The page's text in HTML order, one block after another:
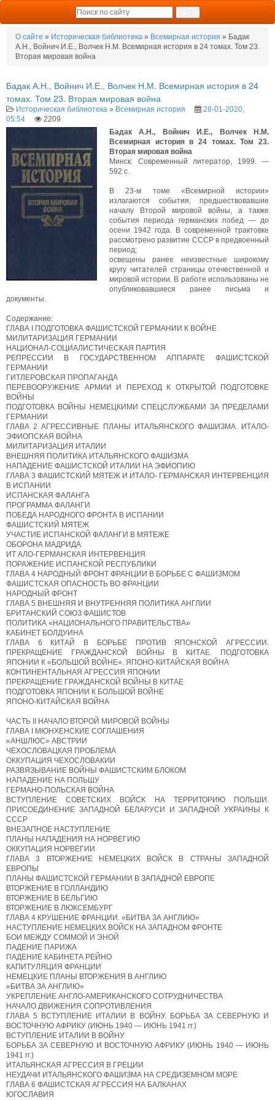
О сайте » Историческая библиотека » Всемирная история » Бадак
А.Н., Войнич И.Е., Волчек Н.М. Всемирная история в 24 томах. Том 23.
Вторая мировая война
Бадак А.Н., Войнич И.Е., Волчек Н.М. Всемирная история в 24
томах. Том 23. Вторая мировая война
Историческая библиотека » Всемирная история
28-01-2020,
05:54
2209
Бадак А.Н., Войнич И.Е., Волчек Н.М.
Всемирная история в 24 томах. Том 23.
Вторая мировая война
Минск: Современный литератор, 1999. —
592 с.
В 23-м томе «Всемирной истории»
излагаются события, предшествовавшие
началу Второй мировой войны, а также
события периода германских побед — до
осени 1942 года. В современной трактовке
рассмотрено развитие СССР в предвоенный
период;
освещены ранее неизвестные широкому
кругу читателей страницы отечественной и
мировой истории. В работе использованы не
опубликовавшиеся ранее письма и
документы.
Содержание:
ГЛАВА I ПОДГОТОВКА ФАШИСТСКОЙ ГЕРМАНИИ К ВОЙНЕ
МИЛИТАРИЗАЦИЯ ГЕРМАНИИ
НАЦИОНАЛ-СОЦИАЛИСТИЧЕСКАЯ ПАРТИЯ
РЕПРЕССИИ В ГОСУДАРСТВЕННОМ АППАРАТЕ ФАШИСТСКОЙ
ГЕРМАНИИ
ГИТЛЕРОВСКАЯ ПРОПАГАНДА
ПЕРЕВООРУЖЕНИЕ АРМИИ И ПЕРЕХОД К ОТКРЫТОЙ ПОДГОТОВКЕ
ВОЙНЫ
ПОДГОТОВКА ВОЙНЫ НЕМЕЦКИМИ СПЕЦСЛУЖБАМИ ЗА ПРЕДЕЛАМИ
ГЕРМАНИИ
ГЛАВА 2 АГРЕССИВНЫЕ ПЛАНЫ ИТАЛЬЯНСКОГО ФАШИЗМА. ИТАЛО-
ЭФИОПСКАЯ ВОЙНА
МИЛИТАРИЗАЦИЯ ИТАЛИИ
ВНЕШНЯЯ ПОЛИТИКА ИТАЛЬЯНСКОГО ФАШИЗМА
НАПАДЕНИЕ ФАШИСТСКОЙ ИТАЛИИ НА ЭФИОПИЮ
ГЛАВА 3 ФАШИСТСКИЙ МЯТЕЖ И ИТАЛО- ГЕРМАНСКАЯ ИНТЕРВЕНЦИЯ
В ИСПАНИИ
ИСПАНСКАЯ ФАЛАНГА
ПРОГРАММА ФАЛАНГИ
ПОБЕДА НАРОДНОГО ФРОНТА В ИСПАНИИ
ФАШИСТСКИЙ МЯТЕЖ
УЧАСТИЕ ИСПАНСКОЙ ФАЛАНГИ В МЯТЕЖЕ
ОБОРОНА МАДРИДА
ИТ АЛО-ГЕРМАНСКАЯ ИНТЕРВЕНЦИЯ
ПОРАЖЕНИЕ ИСПАНСКОЙ РЕСПУБЛИКИ
ГЛАВА 4 НАРОДНЫЙ ФРОНТ ФРАНЦИИ В БОРЬБЕ С ФАШИЗМОМ
ФАШИСТСКАЯ ОПАСНОСТЬ ВО ФРАНЦИИ
НАРОДНЫЙ ФРОНТ
ГЛАВА 5 ВНЕШНЯЯ И ВНУТРЕННЯЯ ПОЛИТИКА АНГЛИИ
БРИТАНСКИЙ СОЮЗ ФАШИСТОВ
ПОЛИТИКА «НАЦИОНАЛЬНОГО ПРАВИТЕЛЬСТВА»
КАБИНЕТ БОЛДУИНА
ГЛАВА 6 КИТАЙ В БОРЬБЕ ПРОТИВ ЯПОНСКОЙ АГРЕССИИ.
ПРЕКРАЩЕНИЕ ГРАЖДАНСКОЙ ВОЙНЫ В КИТАЕ. ПОДГОТОВКА
ЯПОНИИ К «БОЛЬШОЙ ВОЙНЕ». ЯПОНО-КИТАЙСКАЯ ВОЙНА
КОНТИНЕНТАЛЬНАЯ АГРЕССИЯ ЯПОНИИ
ПРЕКРАЩЕНИЕ ГРАЖДАНСКОЙ ВОЙНЫ В КИТАЕ
ПОДГОТОВКА ЯПОНИИ К БОЛЬШОЙ ВОЙНЕ
ЯПОНО-КИТАЙСКАЯ ВОЙНА
ЧАСТЬ II НАЧАЛО ВТОРОЙ МИРОВОЙ ВОЙНЫ
ГЛАВА I МЮНХЕНСКИЕ СОГЛАШЕНИЯ
«АНШЛЮС» АВСТРИИ
ЧЕХОСЛОВАЦКАЯ ПРОБЛЕМА
ОККУПАЦИЯ ЧЕХОСЛОВАКИИ
РАЗВЯЗЫВАНИЕ ВОЙНЫ ФАШИСТСКИМ БЛОКОМ
НАПАДЕНИЕ НА ПОЛЬШУ
ГЕРМАНО-ПОЛЬСКАЯ ВОЙНА
ВСТУПЛЕНИЕ СОВЕТСКИХ ВОЙСК НА ТЕРРИТОРИЮ ПОЛЬШИ.
ПРИСОЕДИНЕНИЕ ЗАПАДНОЙ БЕЛАРУСИ И ЗАПАДНОЙ УКРАИНЫ К
СССР
ВНЕЗАПНОЕ НАСТУПЛЕНИЕ
ПЛАНЫ НАПАДЕНИЯ НА НОРВЕГИЮ
ОККУПАЦИЯ НОРВЕГИИ
ГЛАВА 3 ВТОРЖЕНИЕ НЕМЕЦКИХ ВОЙСК В СТРАНЫ ЗАПАДНОЙ
ЕВРОПЫ
ПЛАНЫ ФАШИСТСКОЙ ГЕРМАНИИ В ЗАПАДНОЙ ЕВРОПЕ
ВТОРЖЕНИЕ В ГОЛЛАНДИЮ
ВТОРЖЕНИЕ В БЕЛЬГИЮ
ВТОРЖЕНИЕ В ЛЮКСЕМБУРГ
ГЛАВА 4 КРУШЕНИЕ ФРАНЦИИ. «БИТВА ЗА АНГЛИЮ»
НАСТУПЛЕНИЕ НЕМЕЦКИХ ВОЙСК НА ЗАПАДНОМ ФРОНТЕ
БОИ МЕЖДУ СОММОЙ И ЭНОЙ
ПАДЕНИЕ ПАРИЖА
ПАДЕНИЕ КАБИНЕТА РЕЙНО
КАПИТУЛЯЦИЯ ФРАНЦИИ
НЕМЕЦКИЕ ПЛАНЫ ВТОРЖЕНИЯ В АНГЛИЮ
«БИТВА ЗА АНГЛИЮ»
УКРЕПЛЕНИЕ АНГЛО-АМЕРИКАНСКОГО СОТРУДНИЧЕСТВА
НАЧАЛО ДВИЖЕНИЯ СОПРОТИВЛЕНИЯ
ГЛАВА 5 ВСТУПЛЕНИЕ ИТАЛИИ В ВОЙНУ. БОРЬБА ЗА СЕВЕРНУЮ И
ВОСТОЧНУЮ АФРИКУ (ИЮНЬ 1940 — ИЮНЬ 1941 гг.)
ВСТУПЛЕНИЕ ИТАЛИИ В ВОЙНУ
БОРЬБА ЗА СЕВЕРНУЮ И ВОСТОЧНУЮ АФРИКУ (ИЮНЬ 1940 — ИЮНЬ
1941 гг.)
ИТАЛЬЯНСКАЯ АГРЕССИЯ В ГРЕЦИИ
НЕУДАЧИ ИТАЛЬЯНСКОГО ФАШИЗМА НА СРЕДИЗЕМНОМ МОРЕ
ГЛАВА 6 ФАШИСТСКАЯ АГРЕССИЯ НА БАЛКАНАХ
ЮГОСЛАВИЯ